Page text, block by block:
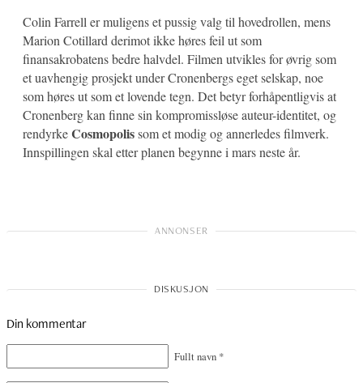
Colin Farrell er muligens et pussig valg til hovedrollen, mens
Marion Cotillard derimot ikke høres feil ut som
finansakrobatens bedre halvdel. Filmen utvikles for øvrig som
et uavhengig prosjekt under Cronenbergs eget selskap, noe
som høres ut som et lovende tegn. Det betyr forhåpentligvis at
Cronenberg kan finne sin kompromissløse auteur-identitet, og
rendyrkeCosmopolissom et modig og annerledes filmverk.
Innspillingen skal etter planen begynne i mars neste år.
Din kommentar
Fullt navn *